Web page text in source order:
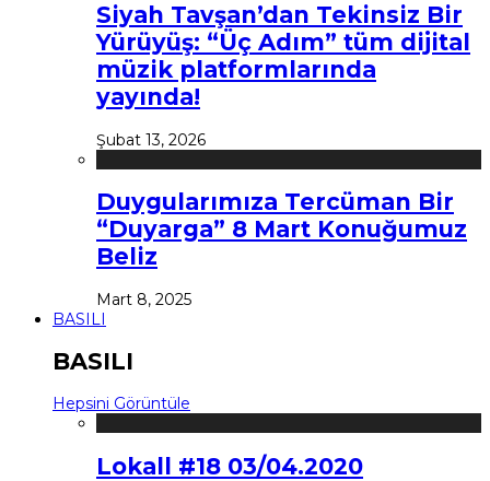
Siyah Tavşan’dan Tekinsiz Bir
Yürüyüş: “Üç Adım” tüm dijital
müzik platformlarında
yayında!
Şubat 13, 2026
Duygularımıza Tercüman Bir
“Duyarga” 8 Mart Konuğumuz
Beliz
Mart 8, 2025
BASILI
BASILI
Hepsini Görüntüle
Lokall #18 03/04.2020